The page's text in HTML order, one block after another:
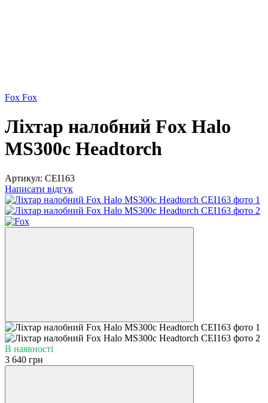
Fox Fox
Ліхтар налобний Fox Halo
MS300c Headtorch
Артикул: CEI163
Написати відгук
В наявності
3 640 грн